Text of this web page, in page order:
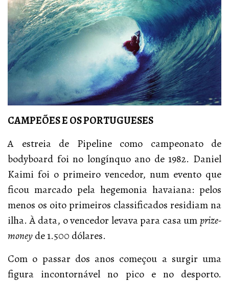
CAMPEÕES E OS PORTUGUESES
A estreia de Pipeline como campeonato de
bodyboard foi no longínquo ano de 1982. Daniel
Kaimi foi o primeiro vencedor, num evento que
ficou marcado pela hegemonia havaiana: pelos
menos os oito primeiros classificados residiam na
ilha. À data, o vencedor levava para casa umprize-
moneyde 1.500 dólares.
Com o passar dos anos começou a surgir uma
figura incontornável no pico e no desporto.